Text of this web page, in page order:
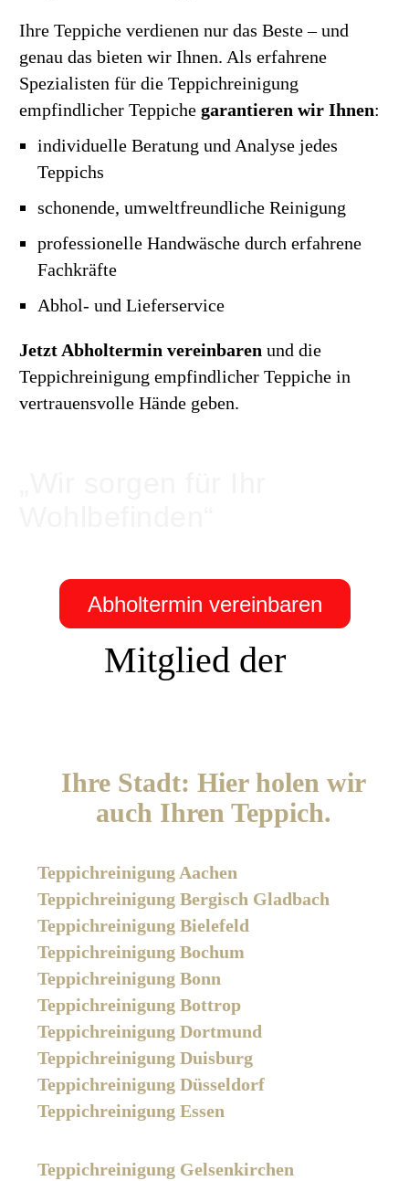
Ihre Teppiche verdienen nur das Beste – und
genau das bieten wir Ihnen. Als erfahrene
Spezialisten für die Teppichreinigung
empfindlicher Teppiche garantieren wir Ihnen:
individuelle Beratung und Analyse jedes
Teppichs
schonende, umweltfreundliche Reinigung
professionelle Handwäsche durch erfahrene
Fachkräfte
Abhol- und Lieferservice
Jetzt Abholtermin vereinbaren und die
Teppichreinigung empfindlicher Teppiche in
vertrauensvolle Hände geben.
Abholtermin vereinbaren
Mitglied der
Ihre Stadt: Hier holen wir
auch Ihren Teppich.
Teppichreinigung Aachen
Teppichreinigung Bergisch Gladbach
Teppichreinigung Bielefeld
Teppichreinigung Bochum
Teppichreinigung Bonn
Teppichreinigung Bottrop
Teppichreinigung Dortmund
Teppichreinigung Duisburg
Teppichreinigung Düsseldorf
Teppichreinigung Essen
Teppichreinigung Gelsenkirchen